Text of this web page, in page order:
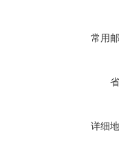
常用
详细